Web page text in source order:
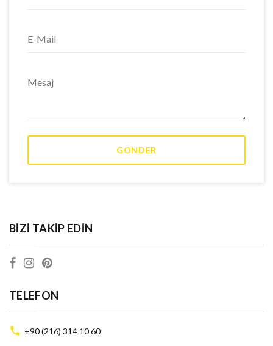
BIZI TAKIP EDIN
TELEFON
+90 (216) 314 10 60